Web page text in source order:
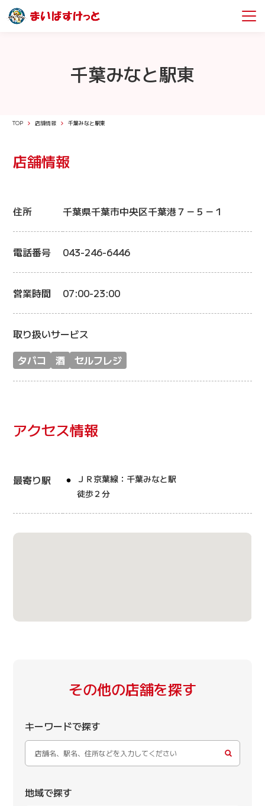
千葉みなと駅東
TOP 店舗情報 千葉みなと駅東
店舗情報
住所 千葉県千葉市中央区千葉港７－５－１
電話番号 043-246-6446
営業時間 07:00-23:00
取り扱いサービス
タバコ
酒 セルフレジ
アクセス情報
最寄り駅
ＪＲ京葉線：千葉みなと駅
徒歩２分
その他の店舗を探す
キーワードで探す
地域で探す